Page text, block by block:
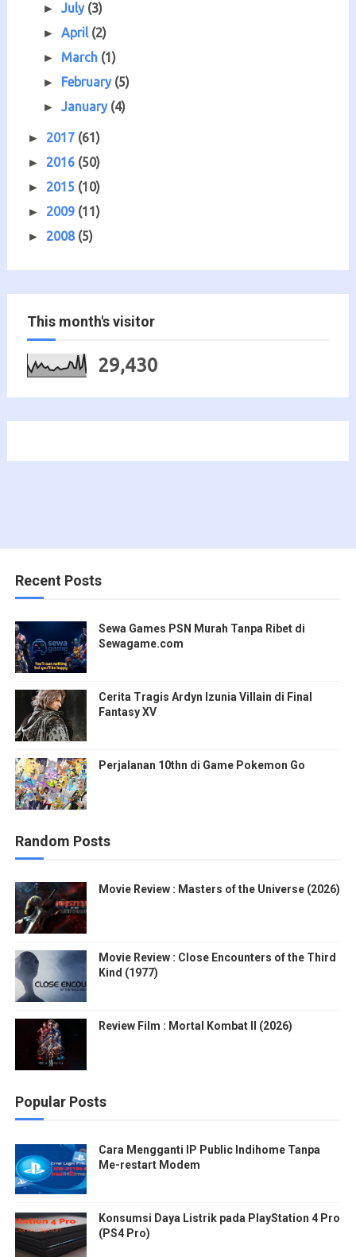
►July (3)
►April (2)
► March (1)
► February (5)
►January (4)
► 2017 (61)
► 2016 (50)
► 2015 (10)
► 2009 (11)
► 2008 (5)
This month's visitor
29,430
Recent Posts
Sewa Games PSN Murah Tanpa Ribet di
Sewagame.com
Cerita Tragis Ardyn Izunia Villain di Final
Fantasy XV
Perjalanan 10thn di Game Pokemon Go
Random Posts
Movie Review : Masters of the Universe (2026)
Movie Review : Close Encounters of the Third
Kind (1977)
Review Film : Mortal Kombat II (2026)
Popular Posts
Cara Mengganti IP Public Indihome Tanpa
Me-restart Modem
Konsumsi Daya Listrik pada PlayStation 4 Pro
(PS4 Pro)